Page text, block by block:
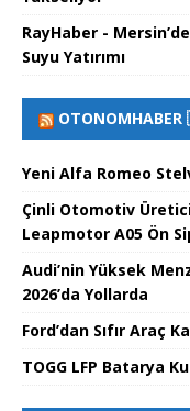
RayHaber -
Suyu Yatırımı
Yeni Alfa Romeo
Çinli Otomotiv
Leapmotor A05 Ön
Audi’nin Yüksek
2026’da Yollarda
Ford’dan Sıfır Araç
TOGG LFP Batarya